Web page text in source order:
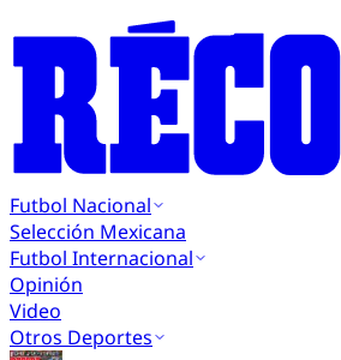
Futbol Nacional
Selección Mexicana
Futbol Internacional
Opinión
Video
Otros Deportes